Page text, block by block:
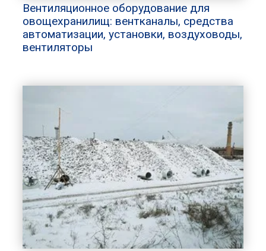
Вентиляционное оборудование для
овощехранилищ: вентканалы, средства
автоматизации, установки, воздуховоды,
вентиляторы